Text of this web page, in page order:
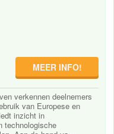
MEER INFO!
verkennen deelnemers
van Europese en
inzicht in
technologische